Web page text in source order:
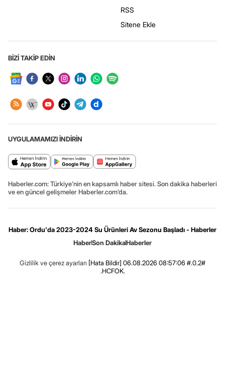
RSS
Sitene Ekle
BİZİ TAKİP EDİN
UYGULAMAMIZI İNDİRİN
Haberler.com: Türkiye’nin en kapsamlı haber sitesi. Son dakika haberleri
ve en güncel gelişmeler Haberler.com’da.
Haber: Ordu'da 2023-2024 Su Ürünleri Av Sezonu Başladı - Haberler
HaberSon DakikaHaberler
Gizlilik ve çerez ayarları [Hata Bildir] 06.08.2026 08:57:06 #.0.2#
.HCFOK.